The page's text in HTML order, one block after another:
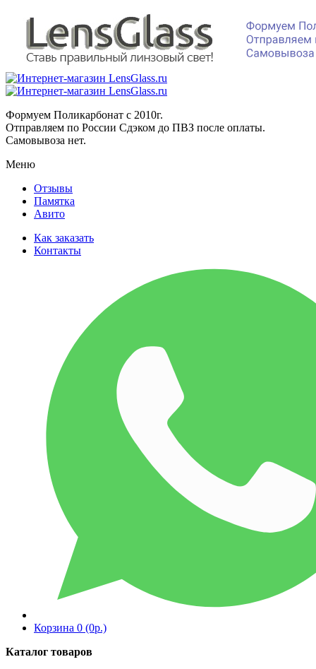
Формуем Поликарбонат с 2010г.
Отправляем по России Сдэком до ПВЗ после оплаты.
Самовывоза нет.
Меню
Отзывы
Памятка
Авито
Как заказать
Контакты
Корзина 0 (0р.)
Каталог товаров